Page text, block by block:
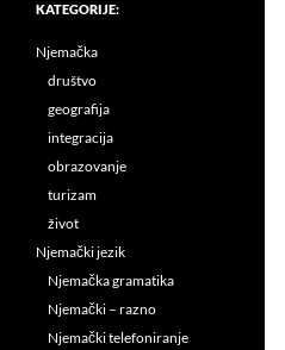
KATEGORIJE:
Njemačka
društvo
geografija
integracija
obrazovanje
turizam
život
Njemački jezik
Njemačka gramatika
Njemački – razno
Njemački telefoniranje